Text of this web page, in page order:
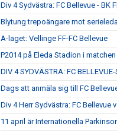
Div 4 Sydvästra: FC Bellevue - BK
Blytung trepoängare mot
A-laget: Vellinge FF-FC Bellevue
P2014 på Eleda Stadion i
DIV 4 SYDVÄSTRA: FC
Dags att anmäla sig till FC
Div 4 Herr Sydvästra: FC Bellevue
11 april är Internationella